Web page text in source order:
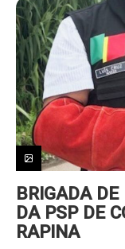
BRIGADA
DA PSP DE
RAPINA